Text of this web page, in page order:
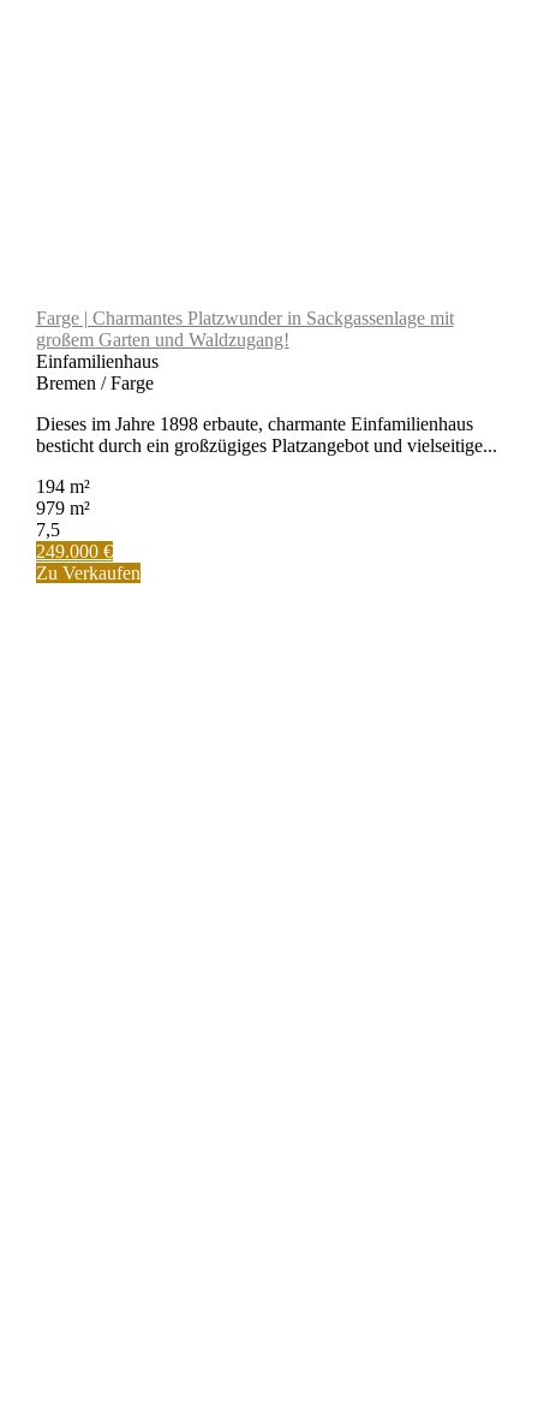
Farge | Charmantes Platzwunder in Sackgassenlage mit
großem Garten und Waldzugang!
Einfamilienhaus
Bremen / Farge
Dieses im Jahre 1898 erbaute, charmante Einfamilienhaus
besticht durch ein großzügiges Platzangebot und vielseitige...
194 m²
979 m²
7,5
249.000 €
Zu Verkaufen